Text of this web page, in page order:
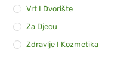
Vrt I Dvorište
Za Djecu
Zdravlje I Kozmetika